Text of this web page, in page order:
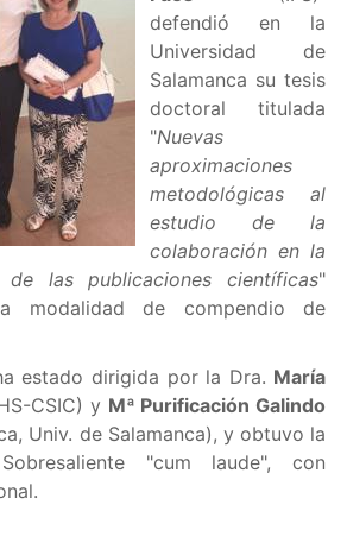
defendió en la
Universidad de
Salamanca su tesis
doctoral titulada
"Nuevas
aproximaciones
metodológicas al
estudio de la
colaboración en la
las publicaciones científicas"
modalidad de compendio de
estado dirigida por la Dra. María
CSIC) y Mª Purificación Galindo
Univ. de Salamanca), y obtuvo la
"cum laude", con